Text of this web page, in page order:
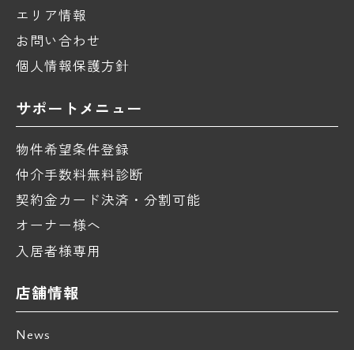
エリア情報
お問い合わせ
個人情報保護方針
サポートメニュー
物件希望条件登録
仲介手数料無料診断
契約金カード決済・分割可能
オーナー様へ
入居者様専用
店舗情報
News